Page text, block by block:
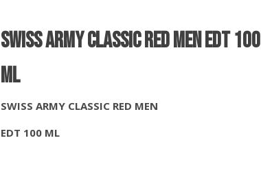
SWISS ARMY CLASSIC RED MEN EDT 100
Ml
SWISS ARMY CLASSIC RED MEN
EDT 100 ML